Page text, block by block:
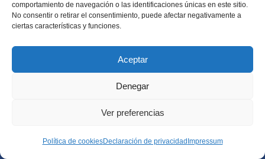
comportamiento de navegación o las identificaciones únicas en este sitio.
No consentir o retirar el consentimiento, puede afectar negativamente a
ciertas características y funciones.
Aceptar
Denegar
Ver preferencias
Política de cookiesDeclaración de privacidad Impressum